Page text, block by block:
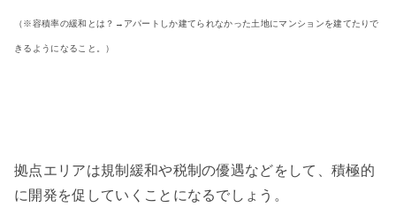
（※容積率の緩和とは？→アパートしか建てられなかった土地にマンションを建てたりで
きるようになること。）
拠点エリアは規制緩和や税制の優遇などをして、積極的
に開発を促していくことになるでしょう。